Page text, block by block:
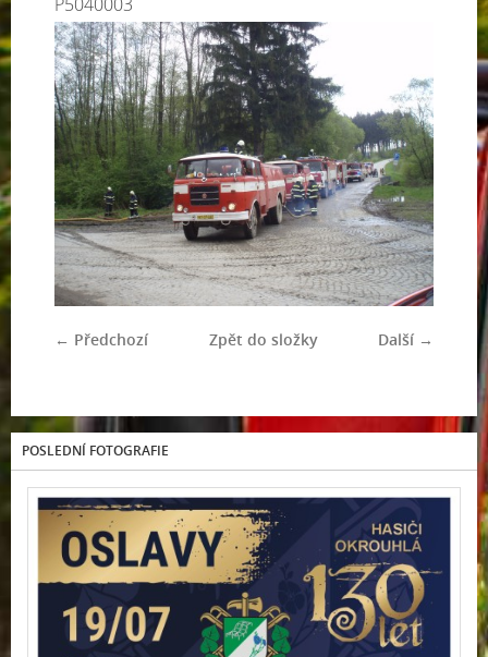
← Předchozí Další →
Zpět do složky
POSLEDNÍ FOTOGRAFIE